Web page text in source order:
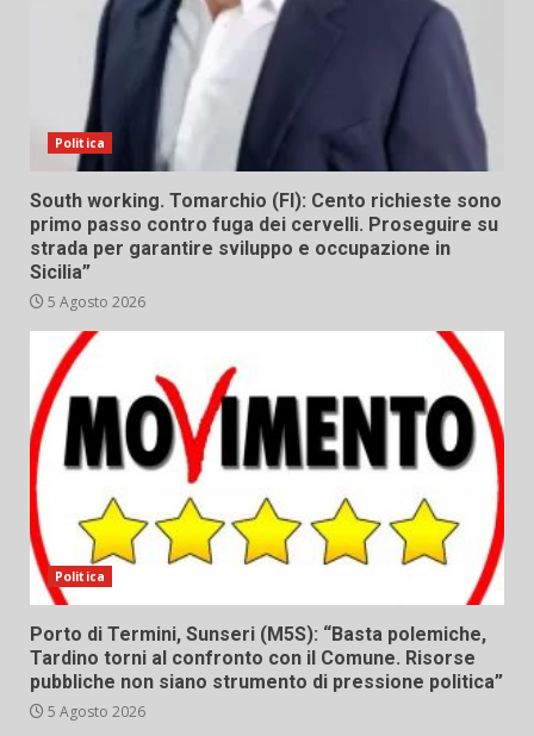
Politica
South working. Tomarchio (FI): Cento richieste sono
primo passo contro fuga dei cervelli. Proseguire su
strada per garantire sviluppo e occupazione in
Sicilia”
5 Agosto 2026
Politica
Porto di Termini, Sunseri (M5S): “Basta polemiche,
Tardino torni al confronto con il Comune. Risorse
pubbliche non siano strumento di pressione politica”
5 Agosto 2026